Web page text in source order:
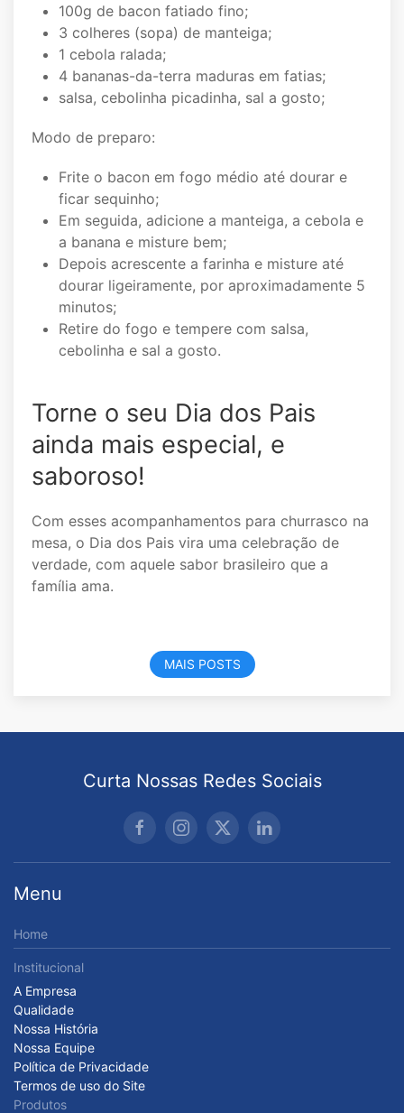
100g de bacon fatiado fino;
3 colheres (sopa) de manteiga;
1 cebola ralada;
4 bananas-da-terra maduras em fatias;
salsa, cebolinha picadinha, sal a gosto;
Modo de preparo:
Frite o bacon em fogo médio até dourar e
ficar sequinho;
Em seguida, adicione a manteiga, a cebola e
a banana e misture bem;
Depois acrescente a farinha e misture até
dourar ligeiramente, por aproximadamente 5
minutos;
Retire do fogo e tempere com salsa,
cebolinha e sal a gosto.
Torne o seu Dia dos Pais
ainda mais especial, e
saboroso!
Com esses acompanhamentos para churrasco na
mesa, o Dia dos Pais vira uma celebração de
verdade, com aquele sabor brasileiro que a
família ama.
MAIS POSTS
Curta Nossas Redes Sociais
Menu
Home
Institucional
A Empresa
Qualidade
Nossa História
Nossa Equipe
Política de Privacidade
Termos de uso do Site
Produtos